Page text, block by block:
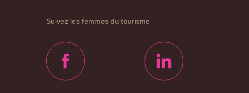
Suivez les femmes du tourisme